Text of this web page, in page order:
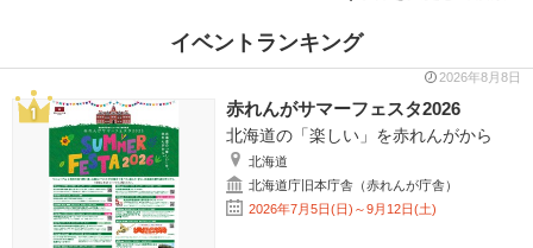
イベントランキング
2026年8月8日
赤れんがサマーフェスタ2026
北海道の「楽しい」を赤れんがから
北海道
北海道庁旧本庁舎（赤れんが庁舎）
2026年7月5日(日)～9月12日(土)